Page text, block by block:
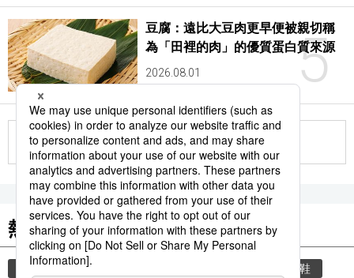
5
豆腐：遠比大豆肉更早便被親切稱
為「田裡的肉」的優質蛋白質來源
2026.08.01
更多
熱門關鍵詞
教育 禮儀 脫鞋